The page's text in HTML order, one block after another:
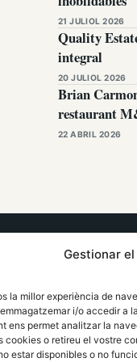
Gestionar
la millor experiència de
i/o accedir a
ens permet analitzar la
cookies o retireu el vostre
estar disponibles o no
21 JULIOL 2026
Quality
integral
20 JULIOL 2026
Brian
restaurant
22 ABRIL 2026
elRidaura.com
Política de
Política